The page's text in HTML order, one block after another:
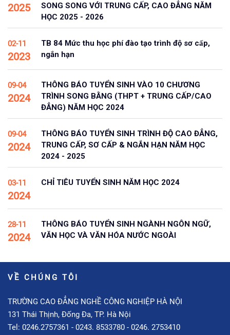
2025
SONG SONG VỚI TRUNG CẤP, CAO ĐẲNG NĂM
HỌC 2025 - 2026
02-11
2023
TB 84 Mức thu học phí đào tạo trình độ sơ cấp,
ngắn hạn
09-04
2024
THÔNG BÁO TUYỂN SINH VÀO 10 CHƯƠNG
TRÌNH SONG BẰNG (THPT + TRUNG CẤP/CAO
ĐẲNG) NĂM HỌC 2024
09-04
2024
THÔNG BÁO TUYỂN SINH TRÌNH ĐỘ CAO ĐẲNG,
TRUNG CẤP, SƠ CẤP & NGẮN HẠN NĂM HỌC
2024 - 2025
03-11
2024
CHỈ TIÊU TUYỂN SINH NĂM HỌC 2024
28-11
2024
THÔNG BÁO TUYỂN SINH NGÀNH NGÔN NGỮ,
VĂN HỌC VÀ VĂN HÓA NƯỚC NGOÀI
VỀ CHÚNG TÔI
TRƯỜNG CAO ĐẲNG NGHỀ CÔNG NGHIỆP HÀ NỘI
131 Thái Thịnh, Đống Đa, TP. Hà Nội
Tel: 0246.2757361 - 0243. 8533780 - 0246. 2753410